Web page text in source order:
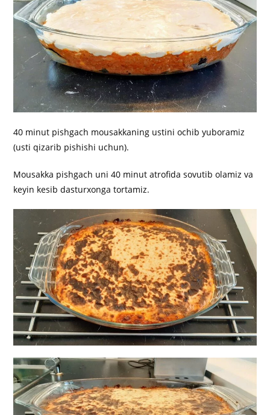
40 minut pishgach mousakkaning ustini ochib yuboramiz
(usti qizarib pishishi uchun).
Mousakka pishgach uni 40 minut atrofida sovutib olamiz va
keyin kesib dasturxonga tortamiz.